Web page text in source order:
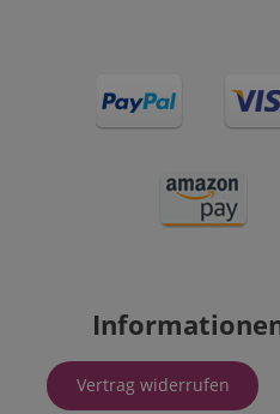
Vertrag widerrufen